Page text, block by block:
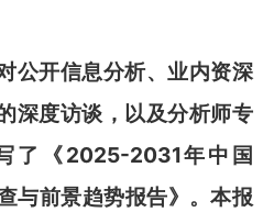
公开信息分析、业内资深
深度访谈，以及分析师专
了《2025-2031年中 国
与前景趋势报告》 。本报